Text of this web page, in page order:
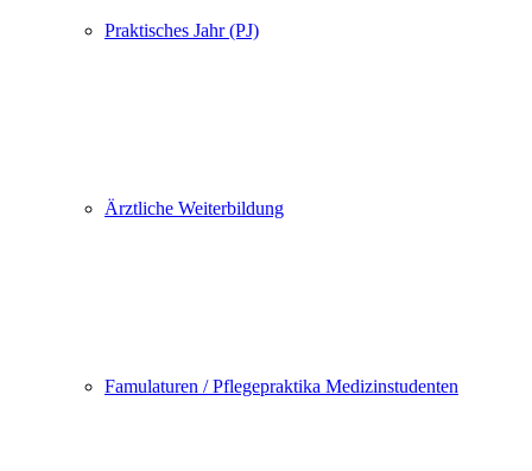
Praktisches Jahr (PJ)
Ärztliche Weiterbildung
Famulaturen / Pflegepraktika Medizinstudenten